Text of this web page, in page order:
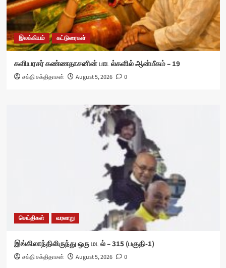
இலக்கியம் கட்டுரைகள்
கவியரசர் கண்ணதாசனின் பாடல்களில் ஆன்மீகம் – 19
சக்தி சக்திதாசன் August 5, 2026 0
செய்திகள் வரலாறு
இங்கிலாந்திலிருந்து ஒரு மடல் – 315 (பகுதி-1)
சக்தி சக்திதாசன் August 5, 2026 0